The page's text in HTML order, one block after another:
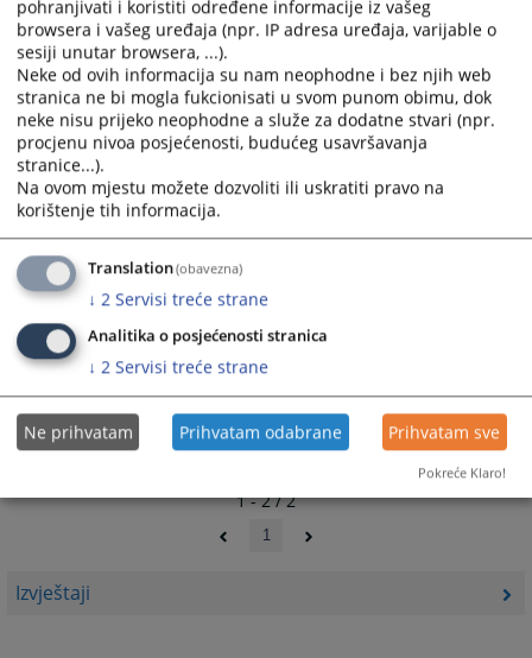
Izvještaji
select
a
date.
Press
the
question
mark
key
get
keyboard
shortcuts
for
dates.
select
date.
Press
the
question
mark
shortcuts
dates.
1 - 2 / 2
1
pohranjivati i koristiti određene informacije iz vašeg
browsera i vašeg uređaja (npr. IP adresa uređaja, varijable o
sesiji unutar browsera, ...).
Neke od ovih informacija su nam neophodne i bez njih web
stranica ne bi mogla fukcionisati u svom punom obimu, dok
neke nisu prijeko neophodne a služe za dodatne stvari (npr.
procjenu nivoa posjećenosti, budućeg usavršavanja
stranice...).
Na ovom mjestu možete dozvoliti ili uskratiti pravo na
korištenje tih informacija.
Translation(obavezna)
↓ 2 Servisi treće strane
Analitika o posjećenosti stranica
↓ 2 Servisi treće strane
Ne prihvatam Prihvatam odabrane Prihvatam sve
Pokreće Klaro!